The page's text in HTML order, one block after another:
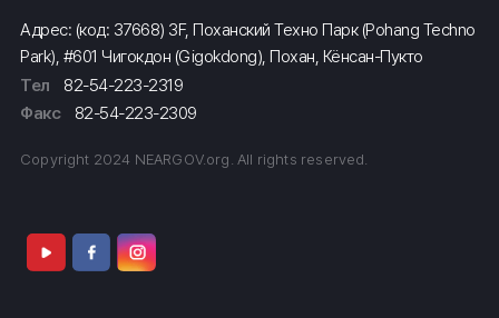
Адрес: (код: 37668) 3F, Поханский Техно Парк (Pohang Techno
Park), #601 Чигокдон (Gigokdong), Похан, Кёнсан-Пукто
Тел
82-54-223-2319
Факс
82-54-223-2309
Copyright 2024 NEARGOV.org. All rights reserved.